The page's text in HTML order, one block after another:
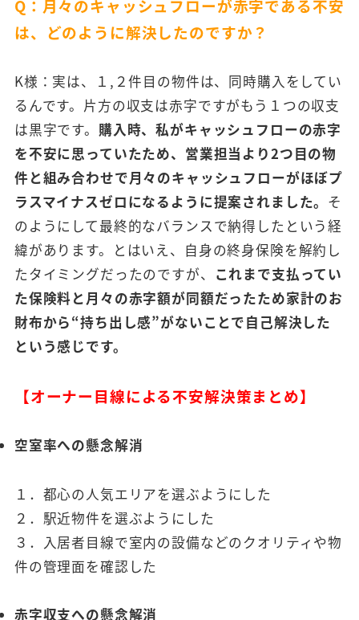
Q：月々のキャッシュフローが赤字である不安
は、どのように解決したのですか？
K様：実は、１,２件目の物件は、同時購入をしてい
るんです。片方の収支は赤字ですがもう１つの収支
は黒字です。 購入時、私がキャッシュフローの赤字
を不安に思っていたため、営業担当より2つ目の物
件と組み合わせで月々のキャッシュフローがほぼプ
ラスマイナスゼロになるように提案されました。 そ
のようにして最終的なバランスで納得したという経
緯があります。とはいえ、自身の終身保険を解約し
たタイミングだったのですが、 これまで支払ってい
た保険料と月々の赤字額が同額だったため家計のお
財布から“持ち出し感”がないことで自己解決した
という感じです。
【オーナー目線による不安解決策まとめ】
空室率への懸念解消
１．都心の人気エリアを選ぶようにした
２．駅近物件を選ぶようにした
３．入居者目線で室内の設備などのクオリティや物
件の管理面を確認した
赤字収支への懸念解消